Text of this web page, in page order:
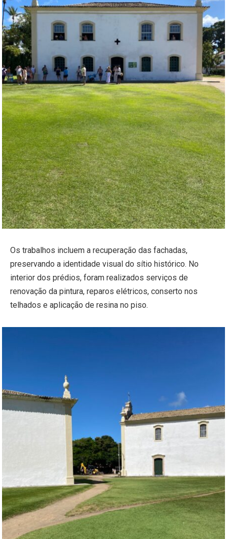
Os trabalhos incluem a recuperação das fachadas,
preservando a identidade visual do sítio histórico. No
interior dos prédios, foram realizados serviços de
renovação da pintura, reparos elétricos, conserto nos
telhados e aplicação de resina no piso.